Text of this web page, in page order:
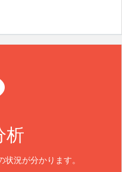
析
況が分かります。